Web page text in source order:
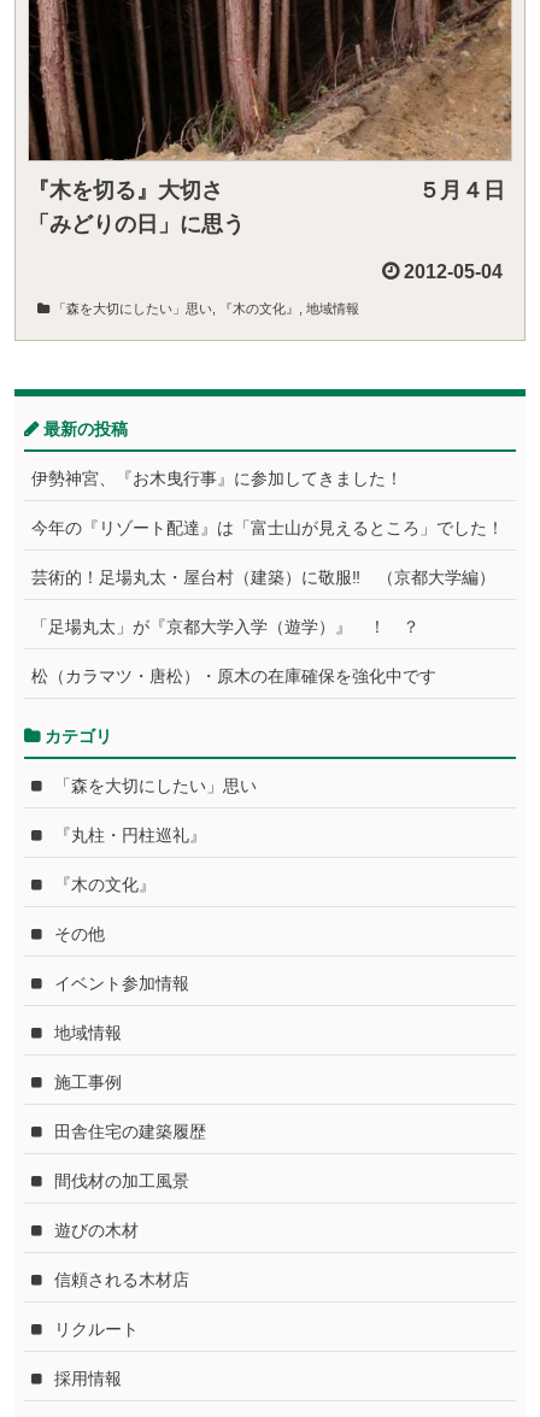
『木を切る』大切さ ５月４日
「みどりの日」に思う
2012-05-04
「森を大切にしたい」思い 『木の文化』 地域情報
最新の投稿
伊勢神宮、『お木曳行事』に参加してきました！
今年の『リゾート配達』は「富士山が見えるところ」でした！
芸術的！足場丸太・屋台村（建築）に敬服‼ （京都大学編）
「足場丸太」が『京都大学入学（遊学）』 ！ ？
松（カラマツ・唐松）・原木の在庫確保を強化中です
カテゴリ
「森を大切にしたい」思い
『丸柱・円柱巡礼』
『木の文化』
その他
イベント参加情報
地域情報
施工事例
田舎住宅の建築履歴
間伐材の加工風景
遊びの木材
信頼される木材店
リクルート
採用情報